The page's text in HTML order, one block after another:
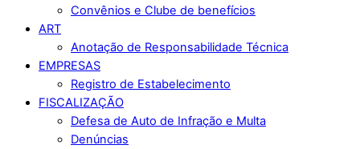
Convênios e Clube de benefícios
ART
Anotação de Responsabilidade Técnica
EMPRESAS
Registro de Estabelecimento
FISCALIZAÇÃO
Defesa de Auto de Infração e Multa
Denúncias